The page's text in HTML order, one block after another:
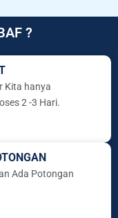
?
Kita hanya
2 -3 Hari.
Ada Potongan